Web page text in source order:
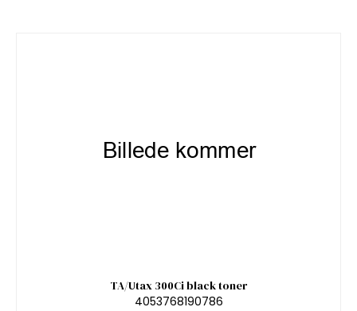
TA/Utax 300Ci black toner
4053768190786